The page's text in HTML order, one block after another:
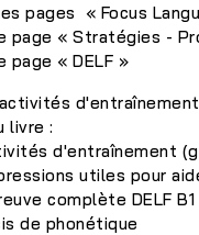
pages « Focus
page « Stratégies -
page « DELF »
livre :
d'entraînement
utiles pour
complète DELF B1
de phonétique